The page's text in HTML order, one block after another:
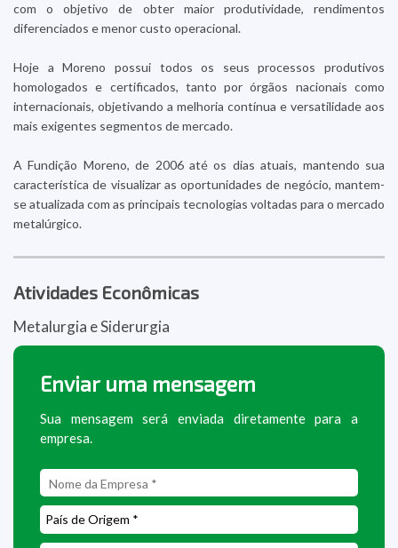
com o objetivo de obter maior produtividade, rendimentos
diferenciados e menor custo operacional.
Hoje a Moreno possui todos os seus processos produtivos
homologados e certificados, tanto por órgãos nacionais como
internacionais, objetivando a melhoria contínua e versatilidade aos
mais exigentes segmentos de mercado.
A Fundição Moreno, de 2006 até os dias atuais, mantendo sua
característica de visualizar as oportunidades de negócio, mantem-
se atualizada com as principais tecnologias voltadas para o mercado
metalúrgico.
Atividades Econômicas
Metalurgia e Siderurgia
Enviar uma mensagem
Sua mensagem será enviada diretamente para a
empresa.